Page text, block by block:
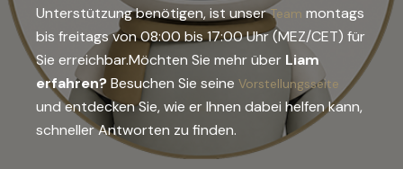
Unterstützung benötigen, ist unserTeam montags
bis freitags von 08:00 bis 17:00 Uhr (MEZ/CET) für
Sie erreichbar.Möchten Sie mehr über Liam
erfahren?Besuchen Sie seine Vorstellungsseite
und entdecken Sie, wie er Ihnen dabei helfen kann,
schneller Antworten zu finden.